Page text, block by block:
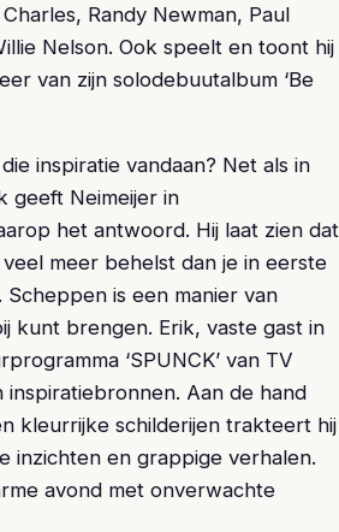
Randy Newman, Paul
Nelson. Ook speelt en toont hij
van zijn solodebuutalbum ‘Be
inspiratie vandaan? Net als in
geeft Neimeijer in
het antwoord. Hij laat zien dat
meer behelst dan je in eerste
is een manier van
kunt brengen. Erik, vaste gast in
‘SPUNCK’ van TV
Aan de hand
kleurrijke schilderijen trakteert hij
inzichten en grappige verhalen.
avond met onverwachte